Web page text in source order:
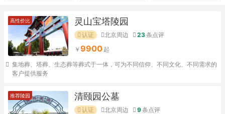
灵山宝塔陵园
认证 北京周边 23条点评
9900
集地葬、塔葬、生态葬等葬式于一体，可为不同信仰、不同文化、不同需求的
客户提供服务
高性价比
清颐园公墓
认证 北京周边 9条点评
推荐陵园